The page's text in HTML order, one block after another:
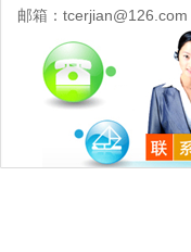
邮箱：tcerjian@126.com